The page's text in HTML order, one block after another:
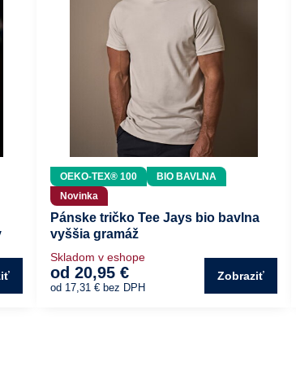
OEKO-TEX® 100
BIO BAVLNA
Novinka
Pánske tričko Tee Jays bio bavlna
vyššia gramáž
Skladom v eshope
od 20,95 €
od 17,31 € bez DPH
Zobraziť